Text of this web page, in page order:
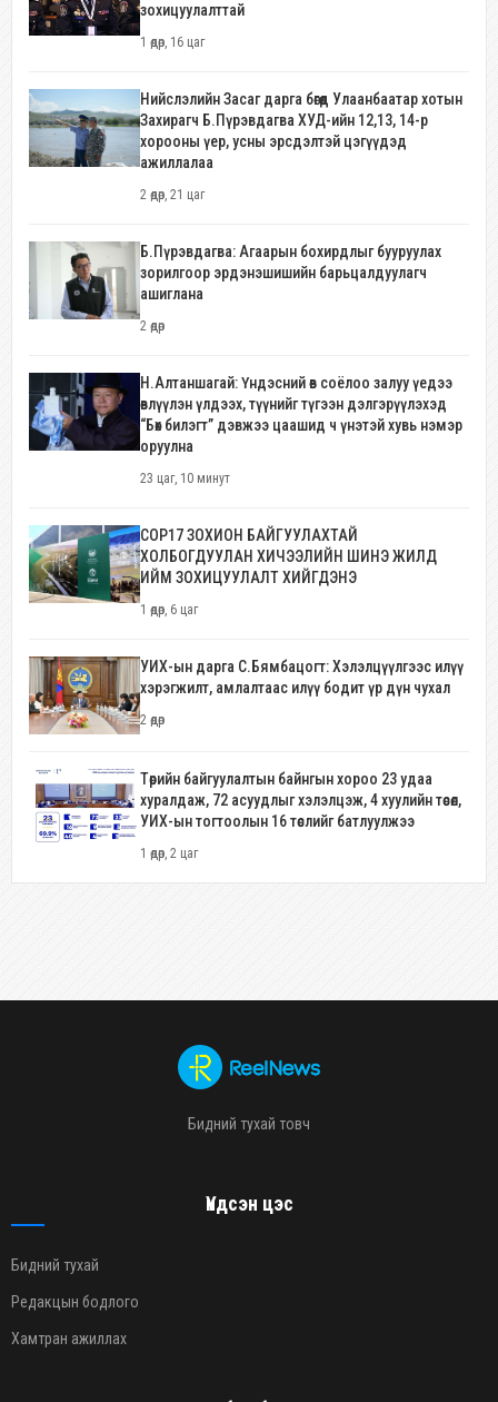
зохицуулалттай
1 өдөр, 16 цаг
Нийслэлийн Засаг дарга бөгөөд Улаанбаатар хотын
Захирагч Б.Пүрэвдагва ХУД-ийн 12,13, 14-р
хорооны үер, усны эрсдэлтэй цэгүүдэд
ажиллалаа
2 өдөр, 21 цаг
Б.Пүрэвдагва: Агаарын бохирдлыг бууруулах
зорилгоор эрдэнэшишийн барьцалдуулагч
ашиглана
2 өдөр
Н.Алтаншагай: Үндэсний өв соёлоо залуу үедээ
өвлүүлэн үлдээх, түүнийг түгээн дэлгэрүүлэхэд
“Бөх билэгт” дэвжээ цаашид ч үнэтэй хувь нэмэр
оруулна
23 цаг, 10 минут
COP17 ЗОХИОН БАЙГУУЛАХТАЙ
ХОЛБОГДУУЛАН ХИЧЭЭЛИЙН ШИНЭ ЖИЛД
ИЙМ ЗОХИЦУУЛАЛТ ХИЙГДЭНЭ
1 өдөр, 6 цаг
УИХ-ын дарга С.Бямбацогт: Хэлэлцүүлгээс илүү
хэрэгжилт, амлалтаас илүү бодит үр дүн чухал
2 өдөр
Төрийн байгуулалтын байнгын хороо 23 удаа
хуралдаж, 72 асуудлыг хэлэлцэж, 4 хуулийн төсөл,
УИХ-ын тогтоолын 16 төслийг батлуулжээ
1 өдөр, 2 цаг
Бидний тухай товч
Үндсэн цэс
Бидний тухай
Редакцын бодлого
Хамтран ажиллах